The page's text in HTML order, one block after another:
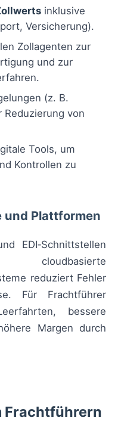
inklusive
Versicherung).
Zollagenten zur
und zur
(z. B.
Reduzierung von
Tools, um
Kontrollen zu
und Plattformen
EDI‑Schnittstellen
reduziert Fehler
Für Frachtführer
bessere
Margen durch